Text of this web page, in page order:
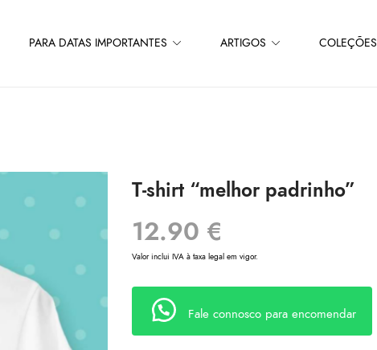
PARA DATAS IMPORTANTES ARTIGOS COLEÇÕES
T-shirt “melhor padrinho”
12.90 €
Valor inclui IVA à taxa legal em vigor.
Fale connosco para encomendar